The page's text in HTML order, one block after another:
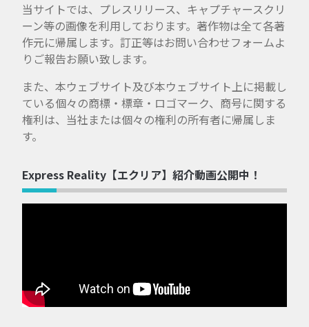
当サイトでは、プレスリリース、キャプチャースクリ
ーン等の画像を利用しております。著作物は全て各著
作元に帰属します。訂正等はお問い合わせフォームよ
りご報告お願い致します。
また、本ウェブサイト及び本ウェブサイト上に掲載し
ている個々の商標・標章・ロゴマーク、商号に関する
権利は、当社または個々の権利の所有者に帰属しま
す。
Express Reality【エクリア】紹介動画公開中！